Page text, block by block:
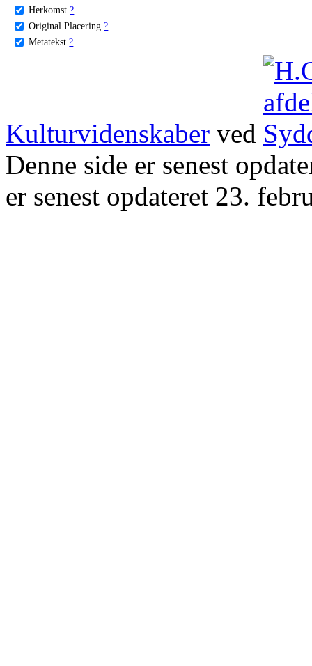
Herkomst ?
Original Placering ?
Metatekst ?
Kulturvidenskaber ved
Denne side er senest
er senest opdateret 23.